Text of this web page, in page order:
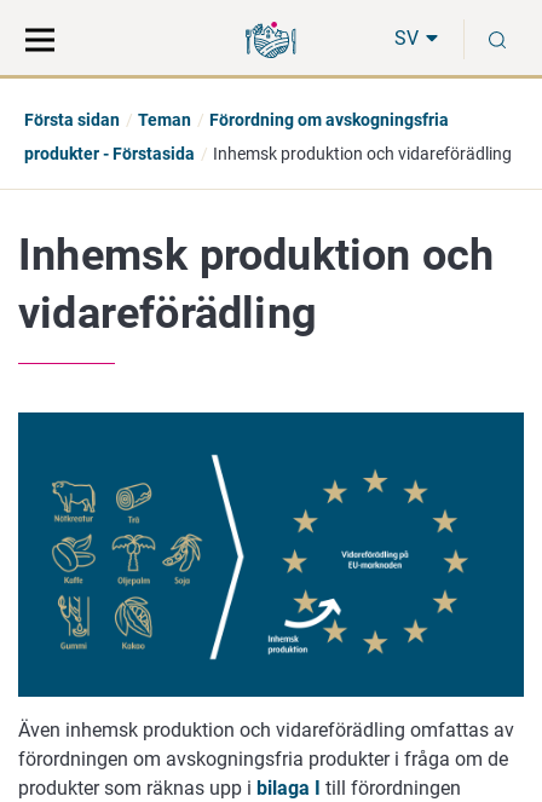
direkt
till
på
hela
SV
Första sidan Teman
Förordning om avskogningsfria
produkter - Förstasida
Inhemsk produktion och vidareförädling
Inhemsk produktion och
vidareförädling
Även inhemsk produktion och vidareförädling omfattas av
förordningen om avskogningsfria produkter i fråga om de
produkter som räknas upp i bilaga I
till förordningen